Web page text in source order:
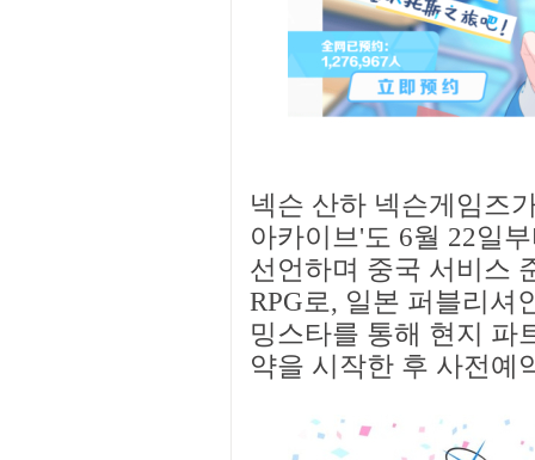
넥슨 산하 넥슨게임즈
아카이브'도 6월 22일
선언하며 중국 서비스
RPG로, 일본 퍼블리셔
밍스타를 통해 현지 파
약을 시작한 후 사전예